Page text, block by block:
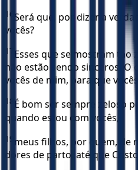
16 Será que, por dizer a
vocês?
17 Esses que se mostram tão
não estão sendo sinceros. O
vocês de mim, para que
18 É bom ser sempre zeloso
quando estou com vocês,
19 meus filhos, por quem, de
dores de parto, até que